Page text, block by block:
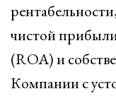
чистой
(ROA) и
Компании с